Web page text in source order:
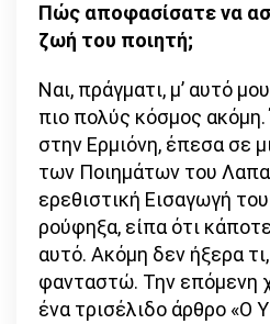
Πώς αποφασίσατε να
ζωή του ποιητή;
Ναι, πράγματι, μ’ αυτό
πιο πολύς κόσμος
στην Ερμιόνη, έπεσα σε
των Ποιημάτων του
ερεθιστική Εισαγωγή
ρούφηξα, είπα ότι
αυτό. Ακόμη δεν ήξερα
φανταστώ. Την επόμενη
ένα τρισέλιδο άρθρο «Ο